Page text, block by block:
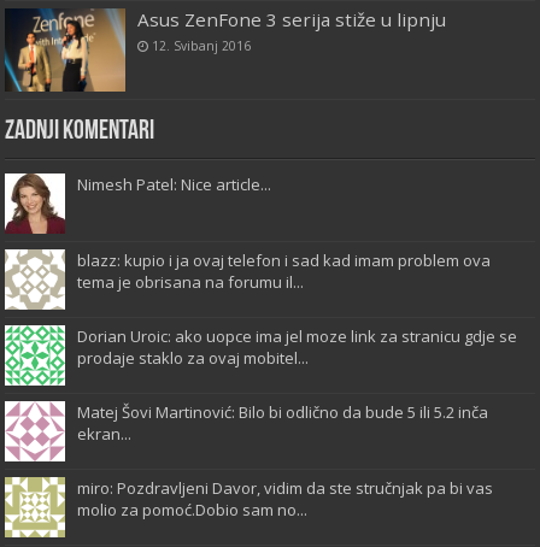
Asus ZenFone 3 serija stiže u lipnju
12. Svibanj 2016
Zadnji komentari
Nimesh Patel: Nice article...
blazz: kupio i ja ovaj telefon i sad kad imam problem ova
tema je obrisana na forumu il...
Dorian Uroic: ako uopce ima jel moze link za stranicu gdje se
prodaje staklo za ovaj mobitel...
Matej Šovi Martinović: Bilo bi odlično da bude 5 ili 5.2 inča
ekran...
miro: Pozdravljeni Davor, vidim da ste stručnjak pa bi vas
molio za pomoć.Dobio sam no...